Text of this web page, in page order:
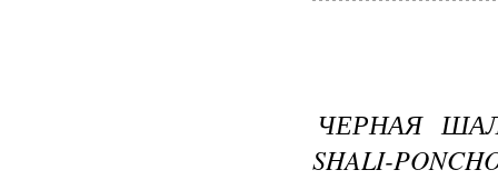
ЧЕРНАЯ
SHALI-